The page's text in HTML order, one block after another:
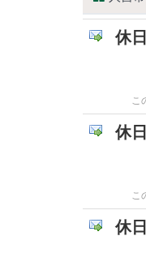
休
こ
休
こ
休